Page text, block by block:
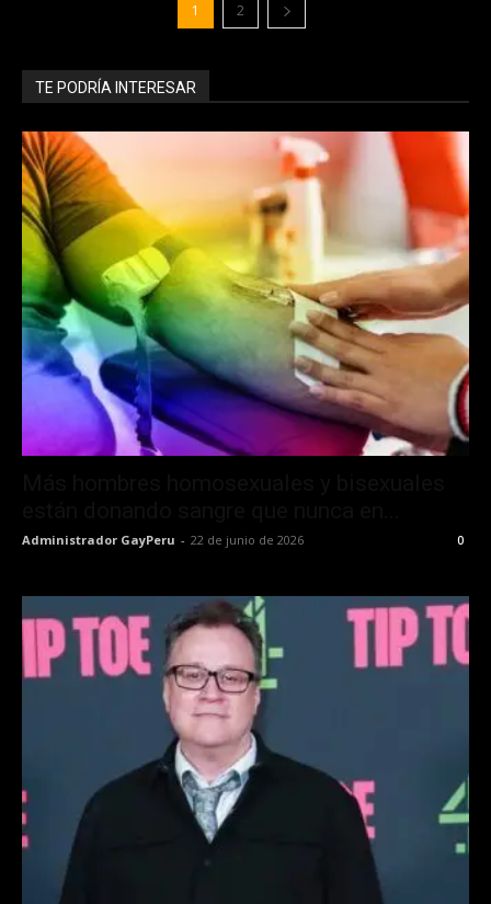
1 2
TE PODRÍA INTERESAR
Administrador GayPeru - 22 de junio de 2026 0